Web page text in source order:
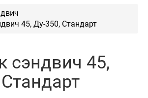
45, Ду-350, Стандарт
сэндвич 45,